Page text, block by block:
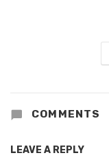
COMMENTS
LEAVE A REPLY